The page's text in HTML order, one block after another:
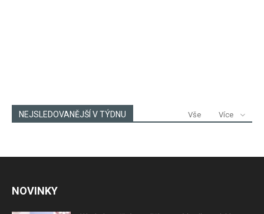
NEJSLEDOVANĚJŠÍ V TÝDNU Vše Více
NOVINKY